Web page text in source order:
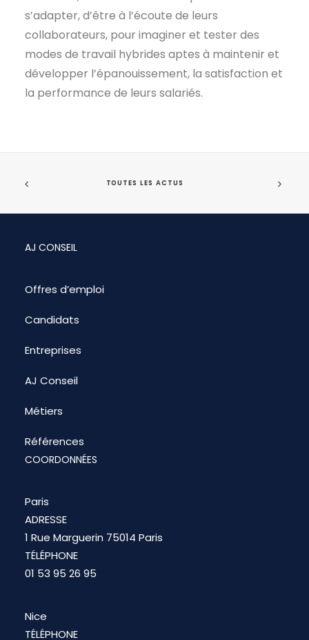
s’adapter, d’être à l’écoute de leurs
collaborateurs, pour imaginer et tester des
modes de travail hybrides aptes à maintenir et
développer l’épanouissement, la satisfaction et
la performance de leurs salariés.
TOUTES LES ACTUS
AJ CONSEIL
Offres d’emploi
Candidats
Entreprises
AJ Conseil
Métiers
Références
COORDONNÉES
Paris
ADRESSE
1 Rue Marguerin 75014 Paris
TÉLÉPHONE
01 53 95 26 95
Nice
TÉLÉPHONE